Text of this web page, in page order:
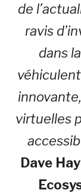
de
ravis
dans
virtuelles
Dave